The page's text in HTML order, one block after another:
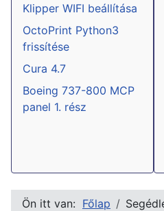
Klipper WIFI beállítása
OctoPrint Python3
frissítése
Cura 4.7
Boeing 737-800 MCP
panel 1. rész
Ön itt van: Főlap